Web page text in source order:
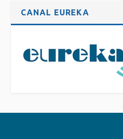
CANAL EUREKA